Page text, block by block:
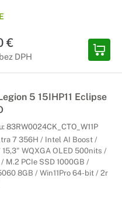
€
DPH
5 15IHP11 Eclipse
83RW0024CK_CTO_W11P
7 356H / Intel AI Boost /
15,3" WQXGA OLED 500nits /
M.2 PCIe SSD 1000GB /
8GB / Win11Pro 64-bit / 2r